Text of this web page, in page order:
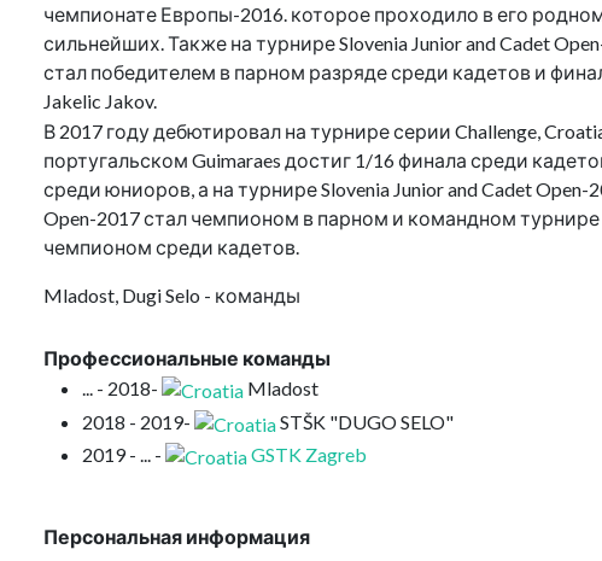
чемпионате Европы-2016. которое проходило в его
сильнейших. Также на турнире Slovenia Junior and Cadet
стал победителем в парном разряде среди кадетов и
Jakelic Jakov.
В 2017 году дебютировал на турнире серии Challenge,
португальском Guimaraes достиг 1/16 финала среди
среди юниоров, а на турнире Slovenia Junior and Cadet
Open-2017 стал чемпионом в парном и командном турнире
чемпионом среди кадетов.
Mladost, Dugi Selo - команды
Профессиональные команды
... - 2018-
Mladost
2018 - 2019-
STŠK "DUGO SELO"
2019 - ... -
GSTK Zagreb
Персональная информация